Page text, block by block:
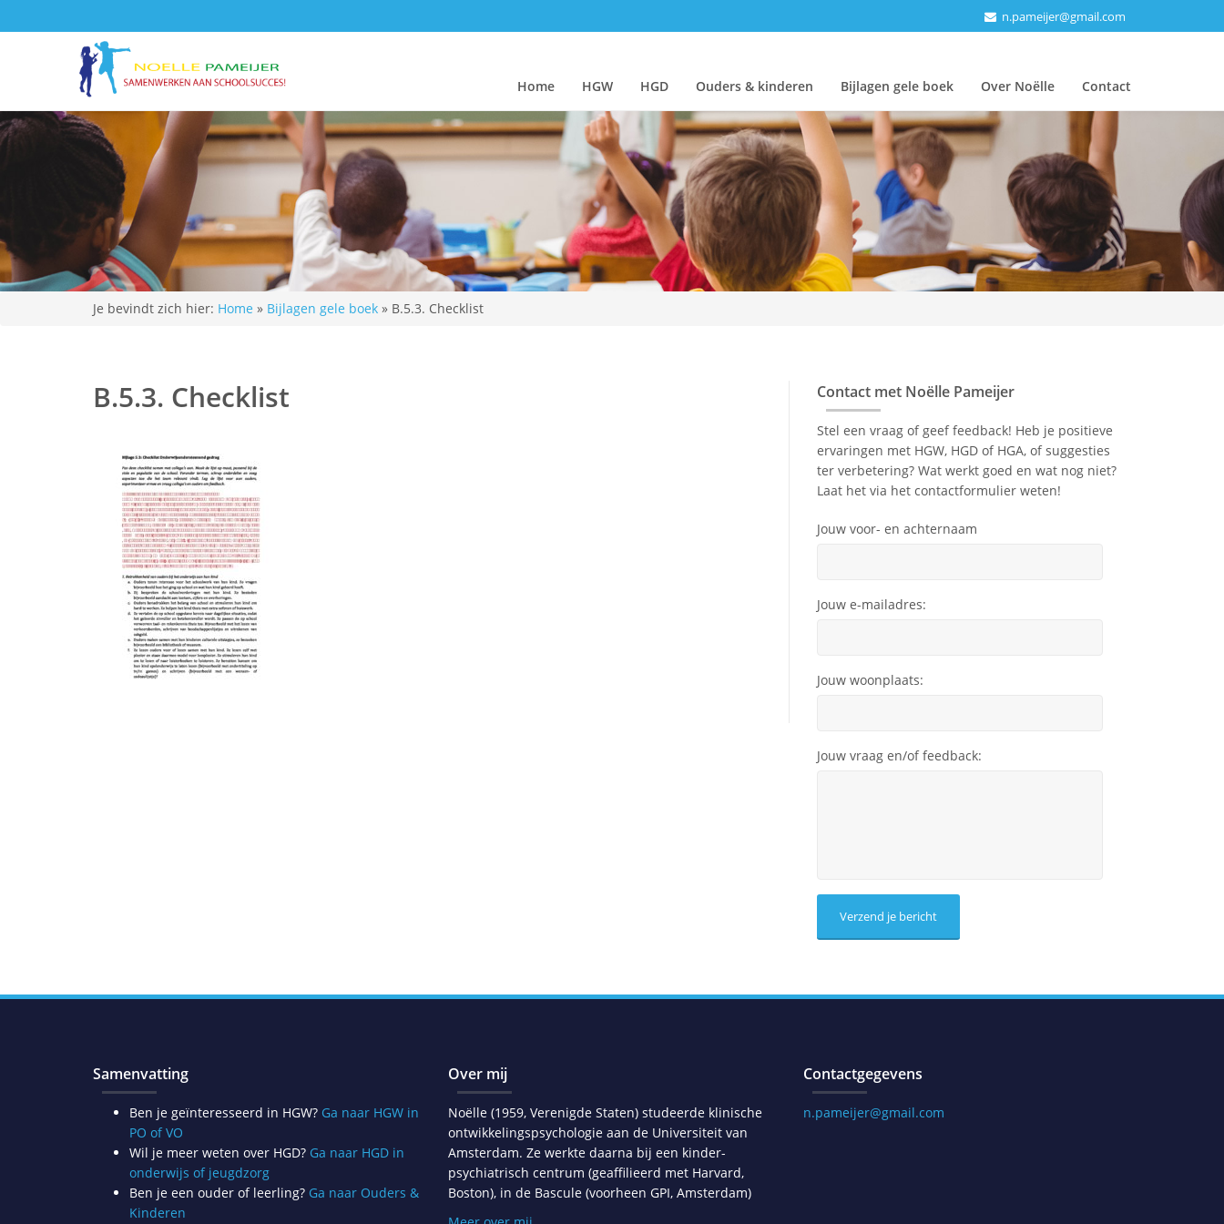
n.pameijer@gmail.com
Home HGW HGD Ouders & kinderen Bijlagen gele boek Over Noëlle Contact
Je bevindt zich hier: Home » Bijlagen gele boek » B.5.3. Checklist
B.5.3. Checklist Contact met Noëlle Pameijer
Stel een vraag of geef feedback! Heb je positieve
ervaringen met HGW, HGD of HGA, of suggesties
ter verbetering? Wat werkt goed en wat nog niet?
Laat het via het contactformulier weten!
Jouw voor- en achternaam
Jouw e-mailadres:
Jouw woonplaats:
Jouw vraag en/of feedback:
Samenvatting
Ben je geïnteresseerd in HGW? Ga naar HGW in
PO of VO
Wil je meer weten over HGD? Ga naar HGD in
onderwijs of jeugdzorg
Ben je een ouder of leerling? Ga naar Ouders &
Kinderen
Over mij
Noëlle (1959, Verenigde Staten) studeerde klinische
ontwikkelingspsychologie aan de Universiteit van
Amsterdam. Ze werkte daarna bij een kinder-
psychiatrisch centrum (geaffilieerd met Harvard,
Boston), in de Bascule (voorheen GPI, Amsterdam)
Contactgegevens
n.pameijer@gmail.com